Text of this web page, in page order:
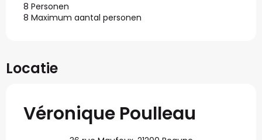
8 Personen
8 Maximum aantal personen
Locatie
Véronique Poulleau